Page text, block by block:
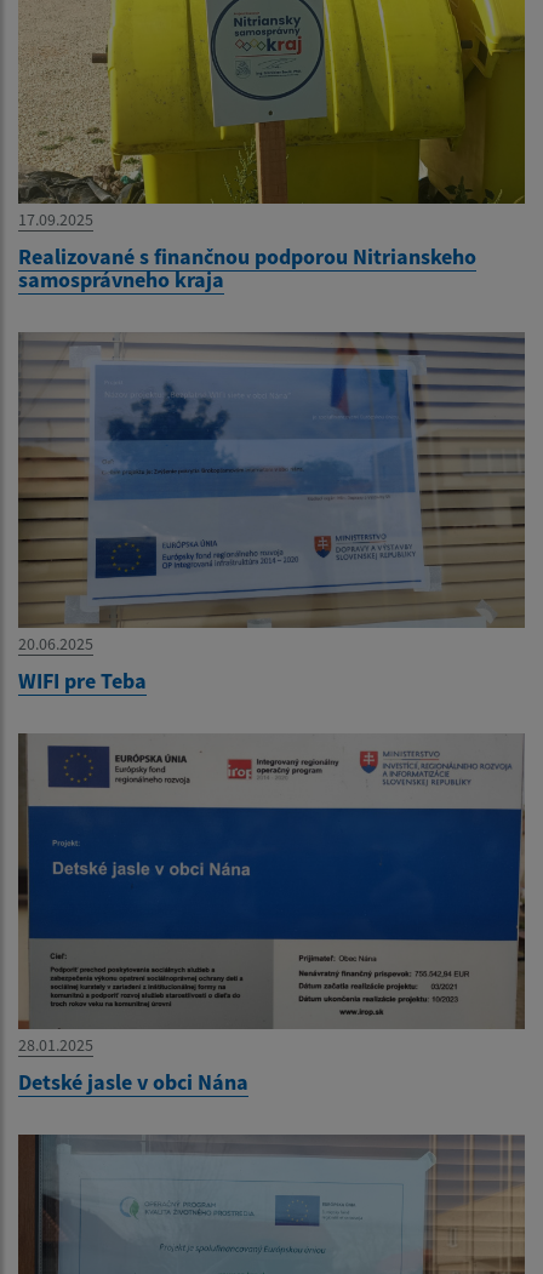
17.09.2025
Realizované s finančnou podporou Nitrianskeho
samosprávneho kraja
20.06.2025
WIFI pre Teba
28.01.2025
Detské jasle v obci Nána